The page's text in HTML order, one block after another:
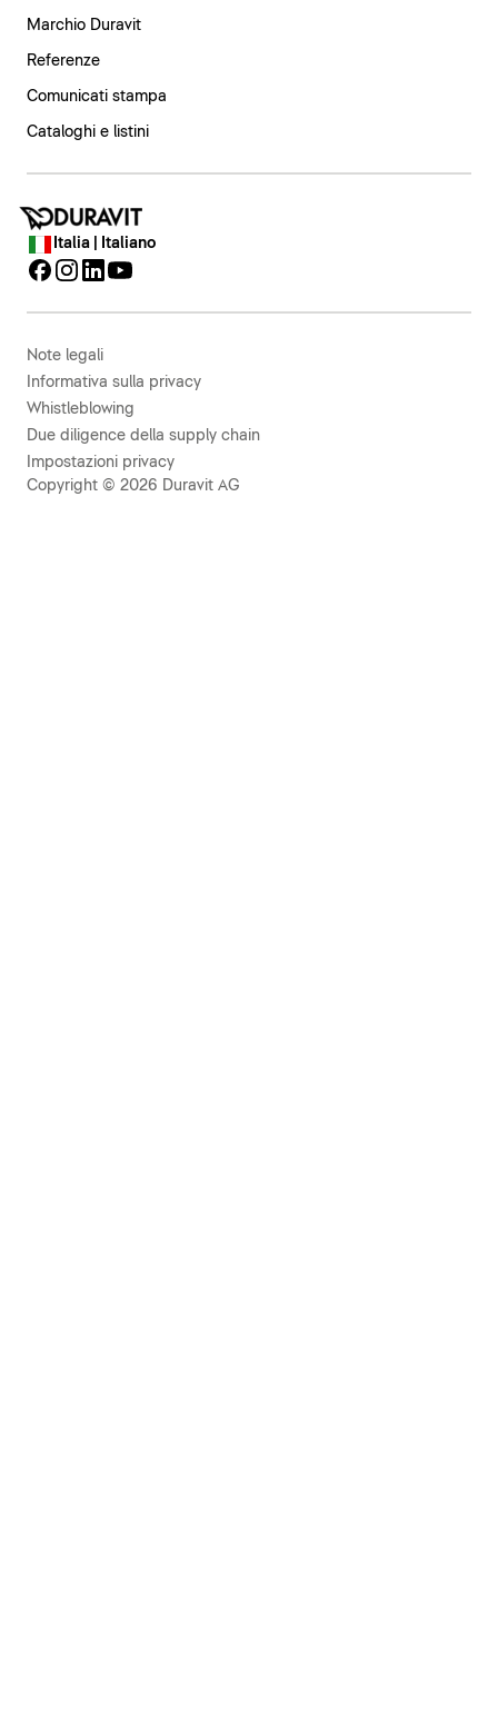
Marchio Duravit
Referenze
Comunicati stampa
Cataloghi e listini
Italia | Italiano
Note legali
Informativa sulla privacy
Whistleblowing
Due diligence della supply chain
Impostazioni privacy
Copyright © 2026 Duravit AG